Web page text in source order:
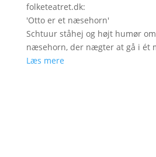
folketeatret.dk:
'Otto er et næsehorn'
Schtuur ståhej og højt humør
næsehorn, der nægter at gå i ét
Læs mere